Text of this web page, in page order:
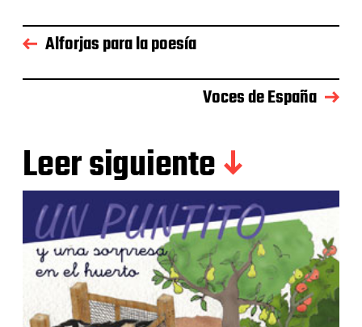
Alforjas para la poesía
Voces de España
Leer siguiente